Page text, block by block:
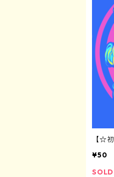
3Dプリ
アクリ
3Dプリ
日用品
アクリ
3Dプリ
アクリ
3Dプリ
日用品
アクリ
その他
マグネッ
缶バッジ
その他
アクリ
アクリ
アクリ
アクリ
3Dプ
【☆
¥50